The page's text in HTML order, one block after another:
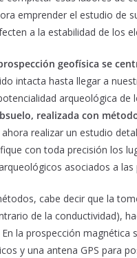
emprender el estudio de
a la estabilidad de los
geofísica se
intacta hasta llegar a
arqueológica de
realizada con
ahora realizar un estudio
con toda precisión los
asociados a
cabe decir que la
de la conductividad),
la prospección
y una antena GPS para